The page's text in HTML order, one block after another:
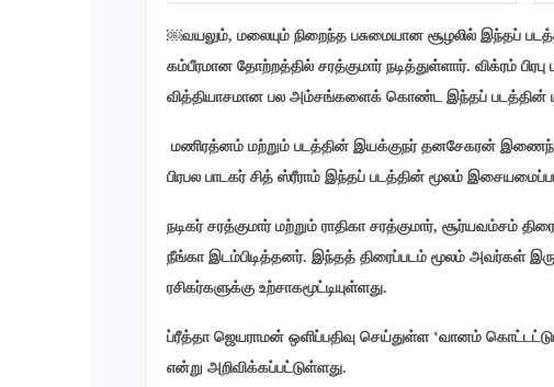
￼வயலும், மலையும் நிறைந்த பசுமையான சூழலில் இந்தப்
கம்பீரமான தோற்றத்தில் சரத்குமார் நடித்துள்ளார். விக்ரம்
வித்தியாசமான பல அம்சங்களைக் கொண்ட இந்தப் படத்தின்
மணிரத்னம் மற்றும் படத்தின் இயக்குநர் தனசேகரன்
பிரபல பாடகர் சித் ஸ்ரீராம் இந்தப் படத்தின் மூலம்
நடிகர் சரத்குமார் மற்றும் ராதிகா சரத்குமார், சூர்யவம்சம்
நீங்கா இடம்பிடித்தனர். இந்தத் திரைப்படம் மூலம் அவர்கள்
ரசிகர்களுக்கு உற்சாகமூட்டியுள்ளது.
ப்ரீத்தா ஜெயராமன் ஒளிப்பதிவு செய்துள்ள ‘வானம்
என்று அறிவிக்கப்பட்டுள்ளது.